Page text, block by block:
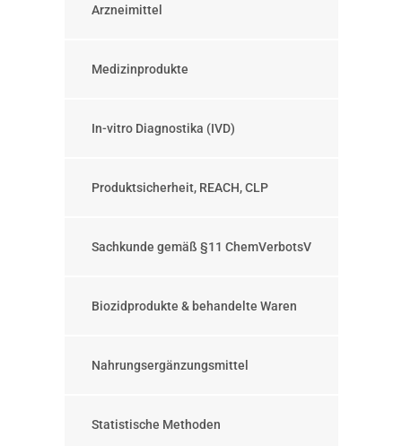
Arzneimittel
Medizinprodukte
In-vitro Diagnostika (IVD)
Produktsicherheit, REACH, CLP
Sachkunde gemäß §11 ChemVerbotsV
Biozidprodukte & behandelte Waren
Nahrungsergänzungsmittel
Statistische Methoden